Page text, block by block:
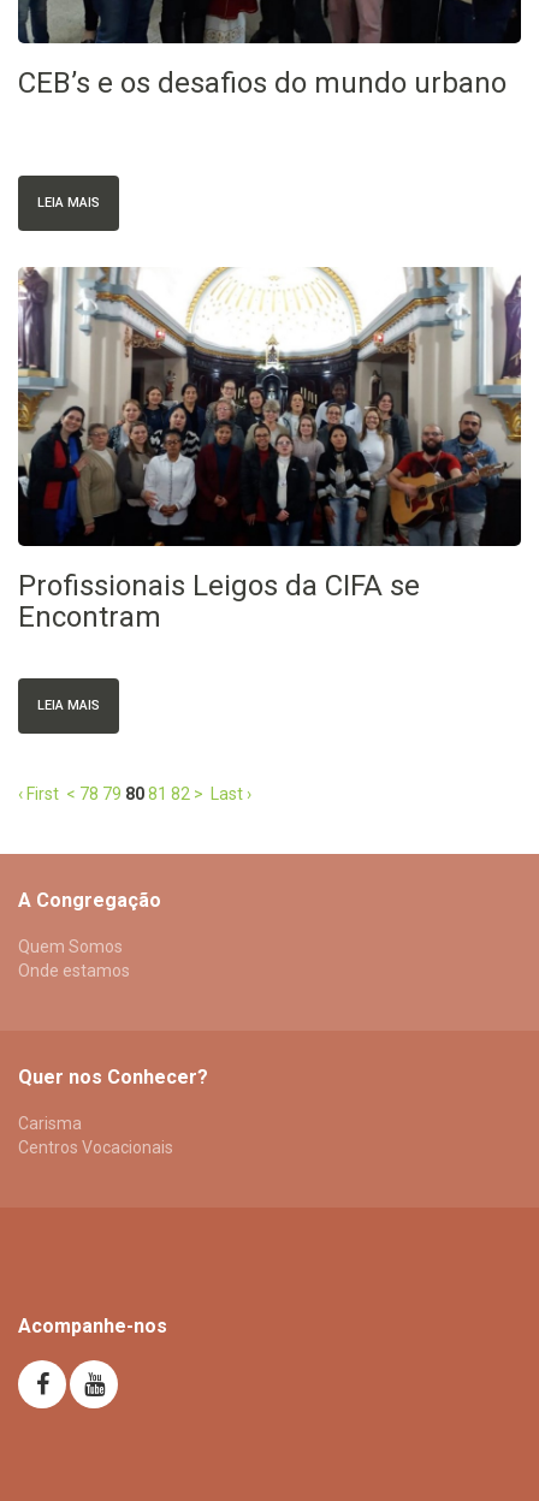
CEB’s e os desafios do mundo urbano
LEIA MAIS
Profissionais Leigos da CIFA se
Encontram
LEIA MAIS
‹ First < 78 79 8081 82 > Last ›
A Congregação
Quem Somos
Onde estamos
Quer nos Conhecer?
Carisma
Centros Vocacionais
Acompanhe-nos